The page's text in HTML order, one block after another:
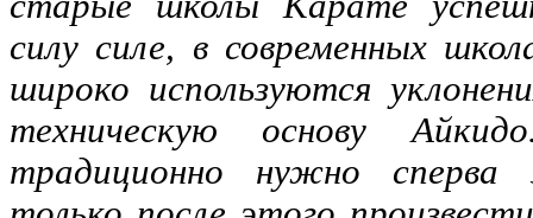
силу силе, в современных
широко используются
техническую основу
традиционно нужно сперва